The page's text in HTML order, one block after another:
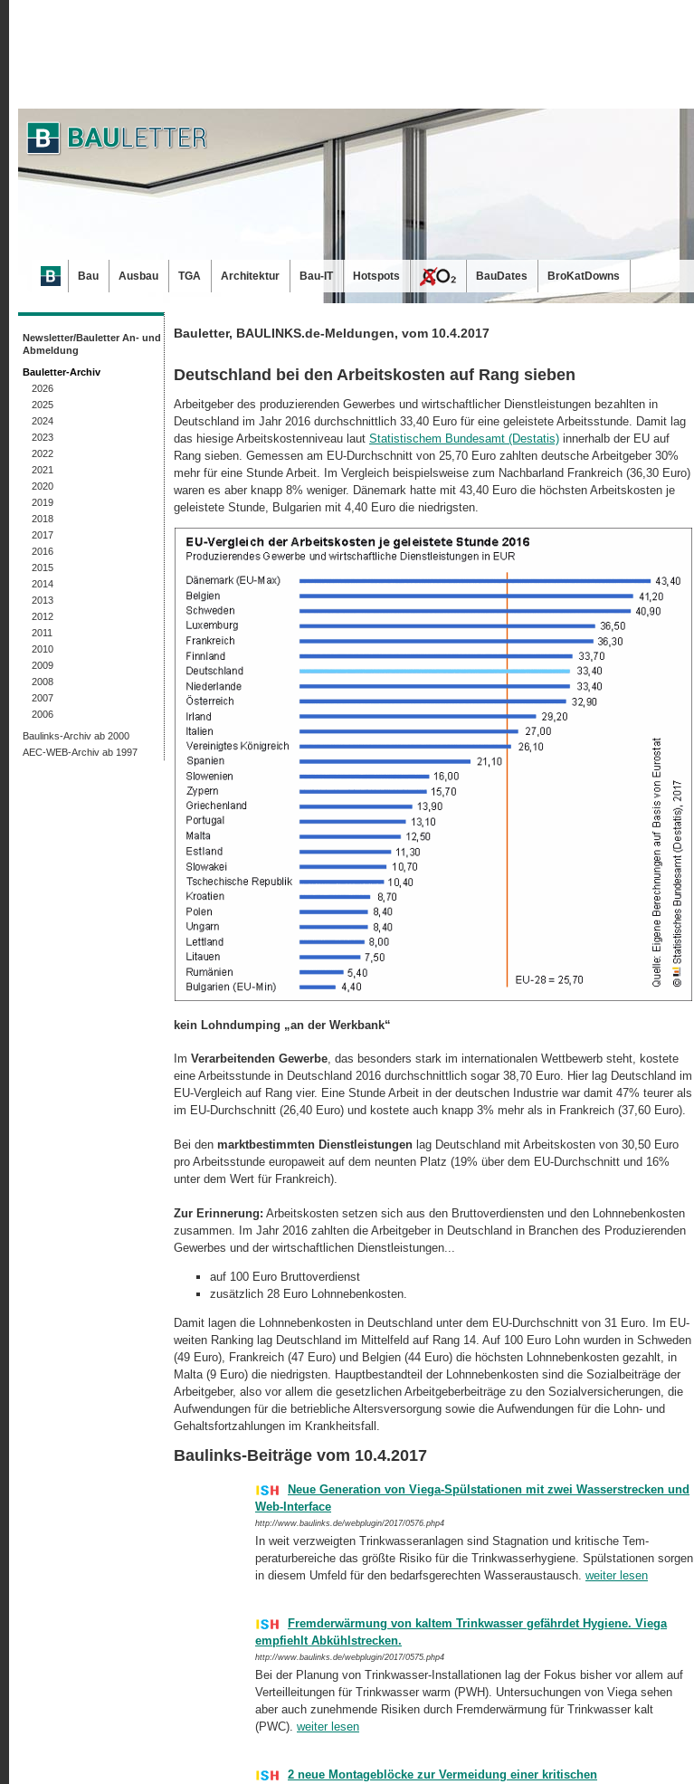
Bauletter, BAULINKS.de-Meldungen, vom 10.4.2017
Deutschland bei den Arbeits­kosten auf Rang sieben
Arbeitgeber des produzierenden Gewerbes und wirtschaftlicher Dienstleis­tungen bezahlten in
Deutschland im Jahr 2016 durchschnittlich 33,40 Euro für eine geleistete Arbeits­stunde. Damit lag
das hiesige Arbeitskostenniveau laut Statistischem Bundesamt (Destatis) innerhalb der EU auf
Rang sieben. Gemessen am EU-Durchschnitt von 25,70 Euro zahlten deutsche Arbeitgeber 30%
mehr für eine Stunde Arbeit. Im Vergleich beispiel­sweise zum Nachbarland Frankreich (36,30 Euro)
waren es aber knapp 8% weniger. Dänemark hatte mit 43,40 Euro die höchsten Arbeitskosten je
geleistete Stunde, Bul­garien mit 4,40 Euro die niedrigsten.
kein Lohndumping „an der Werkbank“
Im Verarbeitenden Gewerbe , das besonders stark im internationalen Wettbewerb steht, kostete
eine Arbeitsstunde in Deutschland 2016 durchschnittlich sogar 38,70 Euro. Hier lag Deutschland im
EU-Vergleich auf Rang vier. Eine Stunde Arbeit in der deutschen Industrie war damit 47% teurer als
im EU-Durchschnitt (26,40 Euro) und kostete auch knapp 3% mehr als in Frankreich (37,60 Euro).
Bei den marktbestimmten Dienstleistungen lag Deutschland mit Arbeitskosten von 30,50 Euro
pro Arbeitsstunde europaweit auf dem neunten Platz (19% über dem EU-Durchschnitt und 16%
unter dem Wert für Frankreich).
Zur Erinnerung: Arbeitskosten setzen sich aus den Bruttoverdiensten und den Lohn­nebenkosten
zusammen. Im Jahr 2016 zahlten die Arbeitgeber in Deutschland in Branchen des Produzierenden
Gewerbes und der wirtschaftlichen Dienstleistungen...
auf 100 Euro Bruttoverdienst
zusätzlich 28 Euro Lohnnebenkosten.
Damit lagen die Lohnnebenkosten in Deutschland unter dem EU-Durchschnitt von 31 Euro. Im EU-
weiten Ranking lag Deutschland im Mittelfeld auf Rang 14. Auf 100 Euro Lohn wurden in Schweden
(49 Euro), Frankreich (47 Euro) und Belgien (44 Euro) die höchsten Lohnnebenkosten gezahlt, in
Malta (9 Euro) die niedrigsten. Hauptbestandteil der Lohnnebenkosten sind die Sozialbeiträge der
Arbeitgeber, also vor allem die ge­setz­lichen Arbeitgeberbeiträge zu den Sozialversicherungen, die
Aufwendungen für die betriebliche Altersversorgung sowie die Aufwendungen für die Lohn- und
Gehalts­fort­zah­lungen im Krankheitsfall.
Baulinks-Beiträge vom 10.4.2017
Neue Generation von Viega-Spülstationen mit zwei Wasserstrecken und
Web-Interface
http://www.baulinks.de/webplugin/2017/0576.php4
In weit verzweigten Trinkwasseranlagen sind Stagnation und kritische Tem­
peraturbereiche das größte Risiko für die Trinkwasserhygiene. Spül­sta­tio­nen sorgen
in diesem Umfeld für den bedarfsgerechten Was­ser­austausch. weiter lesen
Fremderwärmung von kaltem Trinkwasser gefährdet Hygiene. Viega
empfiehlt Abkühlstrecken.
http://www.baulinks.de/webplugin/2017/0575.php4
Bei der Planung von Trinkwasser-Installationen lag der Fokus bisher vor allem auf
Verteilleitungen für Trinkwasser warm (PWH). Untersuchun­gen von Viega sehen
aber auch zunehmende Risiken durch Fremd­er­wär­mung für Trinkwasser kalt
(PWC). weiter lesen
2 neue Montageblöcke zur Vermeidung einer kritischen
Newsletter/Bauletter An- und
Abmeldung
Bauletter-Archiv
2026
2025
2024
2023
2022
2021
2020
2019
2018
2017
2016
2015
2014
2013
2012
2011
2010
2009
2008
2007
2006
Baulinks-Archiv ab 2000
AEC-WEB-Archiv ab 1997
Bau Ausbau TGA Architektur Bau-IT Hotspots BauDates BroKatDowns